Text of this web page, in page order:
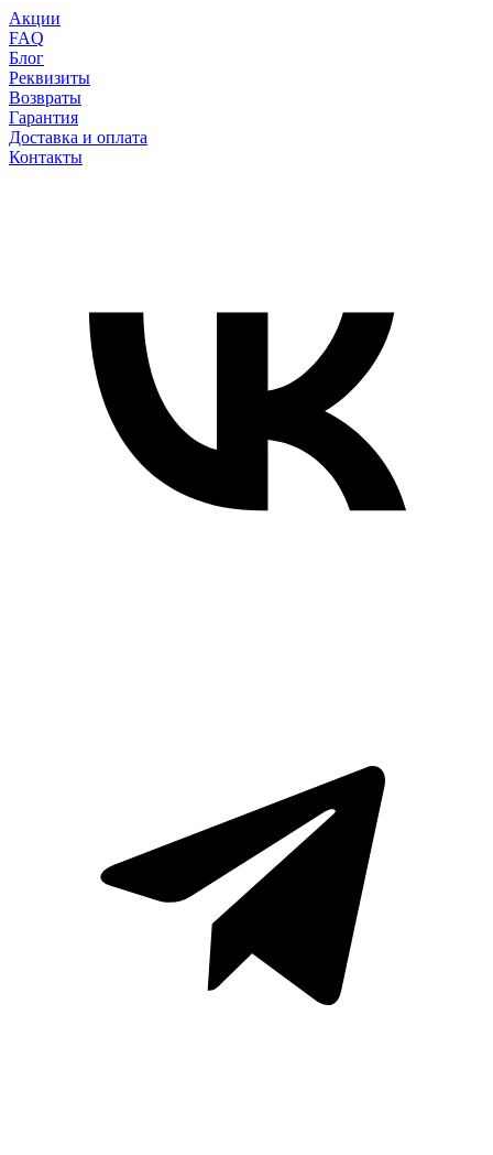
Акции
FAQ
Блог
Реквизиты
Возвраты
Гарантия
Доставка и оплата
Контакты